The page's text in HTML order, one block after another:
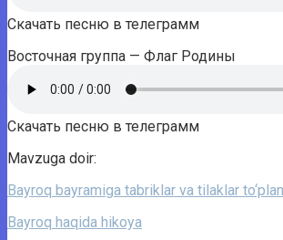
Скачать песню в телеграмм
Восточная группа — Флаг Родины
Скачать песню в телеграмм
Mavzuga doir:
Bayroq bayramiga tabriklar va tilaklar
Bayroq haqida hikoya